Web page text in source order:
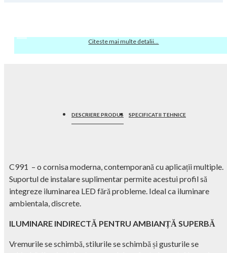
Citeste mai multe detalii...
DESCRIERE PRODUS SPECIFICATII TEHNICE
C991 – o cornisa moderna, contemporană cu aplicații multiple.
Suportul de instalare suplimentar permite acestui profil să
integreze iluminarea LED fără probleme. Ideal ca iluminare
ambientala, discrete.
ILUMINARE INDIRECTĂ PENTRU AMBIANȚĂ SUPERBĂ
Vremurile se schimbă, stilurile se schimbă și gusturile se